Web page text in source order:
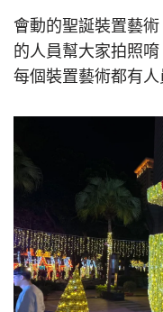
會動的聖誕裝置藝
的人員幫大家拍照
每個裝置藝術都有